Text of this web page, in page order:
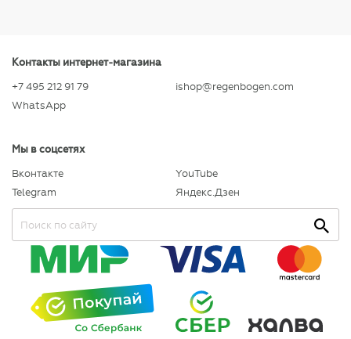
Контакты интернет-магазина
+7 495 212 91 79
WhatsApp
ishop@regenbogen.com
Мы в соцсетях
Вконтакте
Telegram
YouTube
Яндекс.Дзен